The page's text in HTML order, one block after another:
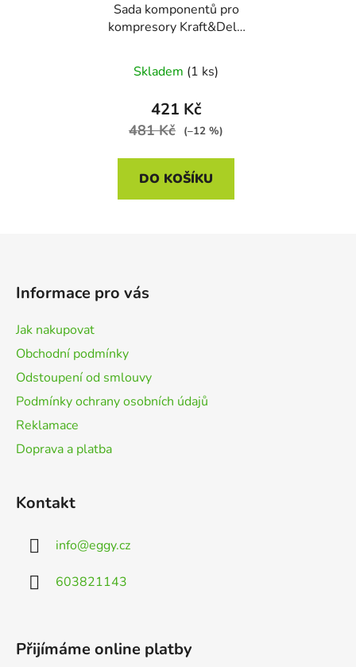
Sada komponentů pro
kompresory Kraft&Dele
Skladem (1 ks)
421 Kč
481 Kč (–12 %)
DO KOŠÍKU
Informace pro vás
Jak nakupovat
Obchodní podmínky
Odstoupení od smlouvy
Podmínky ochrany osobních údajů
Reklamace
Doprava a platba
Kontakt
info@eggy.cz
603821143
Přijímáme online platby